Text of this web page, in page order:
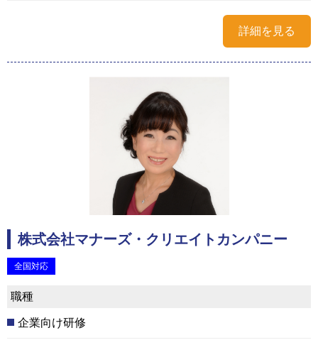
詳細を見る
株式会社マナーズ・クリエイトカンパニー
全国対応
職種
企業向け研修